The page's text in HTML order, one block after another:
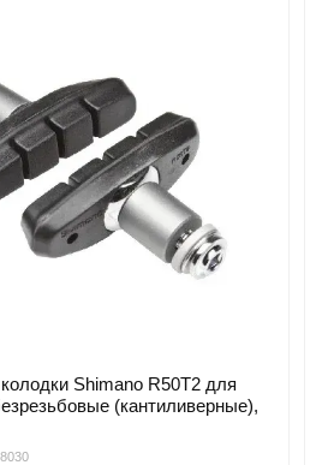
Shimano R50T2 для
(кантиливерные),